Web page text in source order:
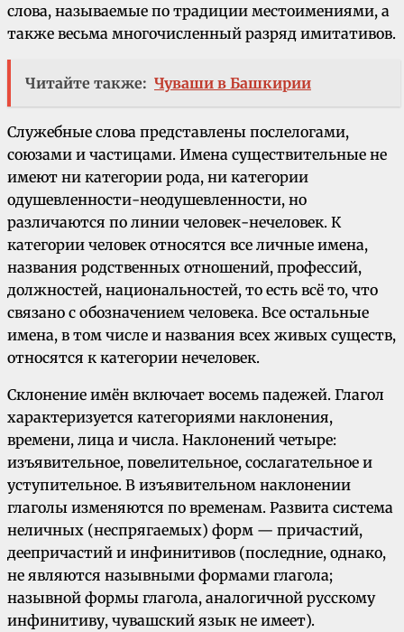
слова, называемые по традиции местоимениями, а
также весьма многочисленный разряд имитативов.
Читайте также: Чуваши в Башкирии
Служебные слова представлены послелогами,
союзами и частицами. Имена существительные не
имеют ни категории рода, ни категории
одушевленности-неодушевленности, но
различаются по линии человек-нечеловек. К
категории человек относятся все личные имена,
названия родственных отношений, профессий,
должностей, национальностей, то есть всё то, что
связано с обозначением человека. Все остальные
имена, в том числе и названия всех живых существ,
относятся к категории нечеловек.
Склонение имён включает восемь падежей. Глагол
характеризуется категориями наклонения,
времени, лица и числа. Наклонений четыре:
изъявительное, повелительное, сослагательное и
уступительное. В изъявительном наклонении
глаголы изменяются по временам. Развита система
неличных (неспрягаемых) форм — причастий,
деепричастий и инфинитивов (последние, однако,
не являются назывными формами глагола;
назывной формы глагола, аналогичной русскому
инфинитиву, чувашский язык не имеет).